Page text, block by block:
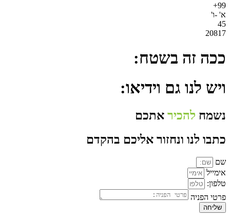
99+
א' -ו'
45
20817
ככה זה בשטח:
ויש לנו גם וידיאו:
נשמח להכיר אתכם
כתבו לנו ונחזור אליכם בהקדם
שם
אימייל
טלפון:
פרטי הפניה
שליחה